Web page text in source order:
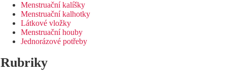
Menstruační kalíšky
Menstruační kalhotky
Látkové vložky
Menstruační houby
Jednorázové potřeby
Rubriky